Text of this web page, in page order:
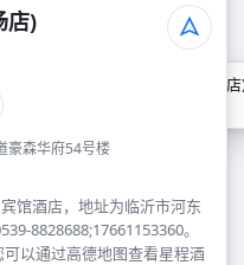
店)
豪森华府54号楼
馆酒店，地址为临沂市河东
8828688;17661153360。
以通过高德地图查看星程酒
星程酒店(临沂豪森国际广场